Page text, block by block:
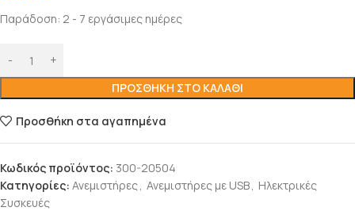
Παράδοση: 2 - 7 εργάσιμες ημέρες
ΠΡΟΣΘΉΚΗ ΣΤΟ ΚΑΛΆΘΙ
Προσθήκη στα αγαπημένα
Κωδικός προϊόντος: 300-20504
Κατηγορίες: Ανεμιστήρες, Ανεμιστήρες με USB, Ηλεκτρικές
Συσκευές